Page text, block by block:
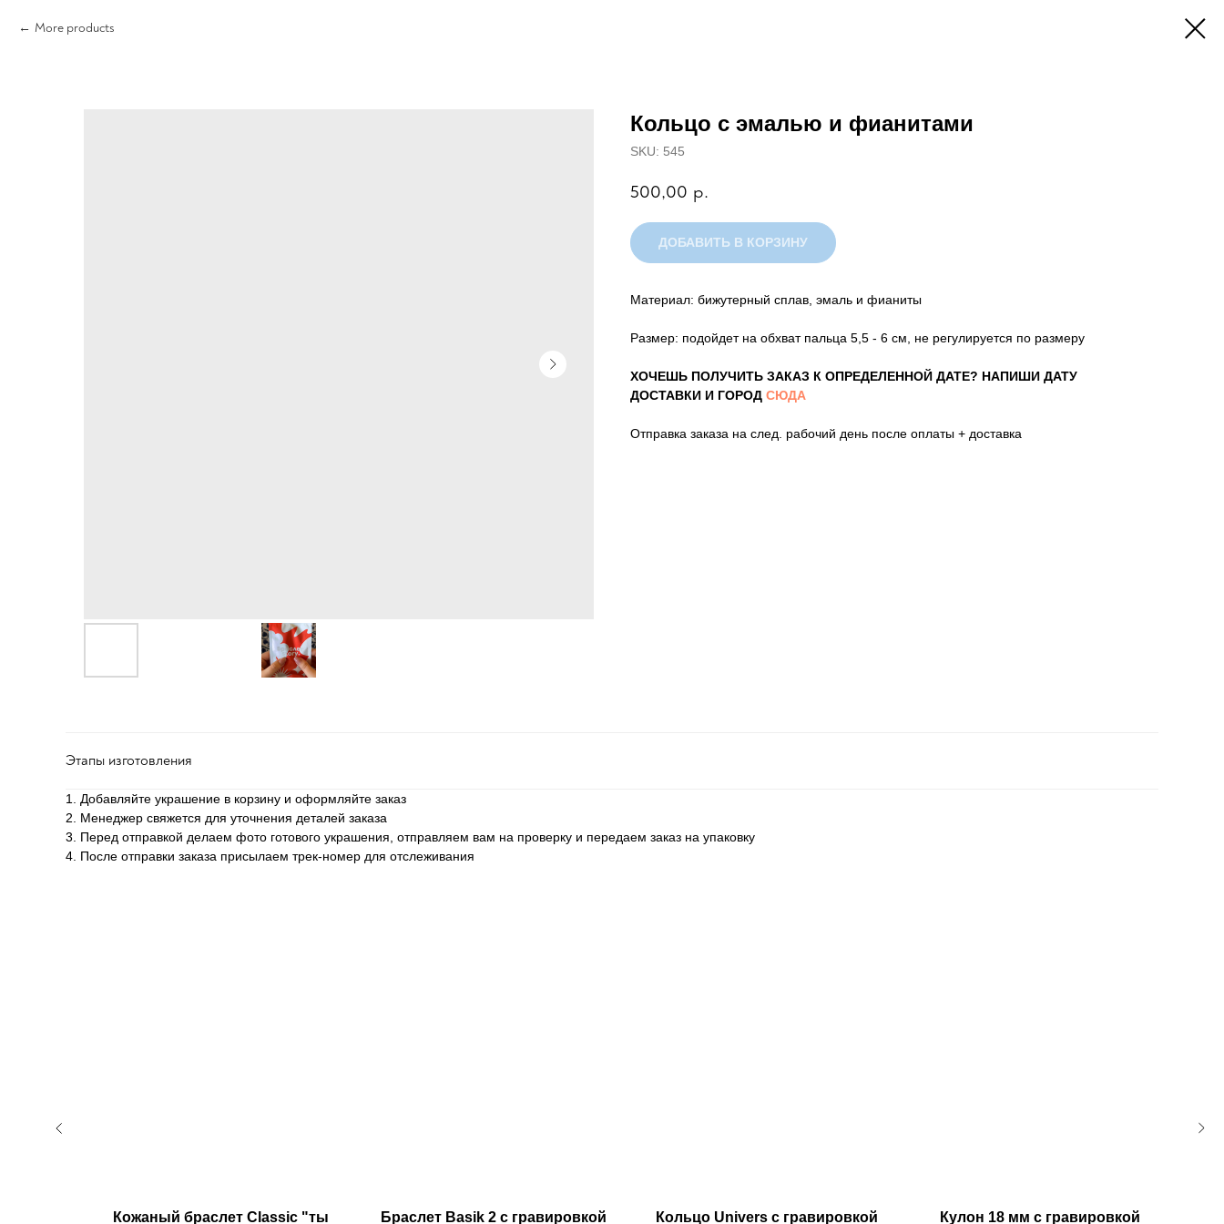
More products
Кольцо с эмалью и фианитами
SKU: 545
500,00 р.
ДОБАВИТЬ В КОРЗИНУ
Материал: бижутерный сплав, эмаль и фианиты
Размер: подойдет на обхват пальца 5,5 - 6 см, не регулируется по размеру
ХОЧЕШЬ ПОЛУЧИТЬ ЗАКАЗ К ОПРЕДЕЛЕННОЙ ДАТЕ? НАПИШИ ДАТУ
ДОСТАВКИ И ГОРОД СЮДА
Отправка заказа на след. рабочий день после оплаты + доставка
Этапы изготовления
1. Добавляйте украшение в корзину и оформляйте заказ
2. Менеджер свяжется для уточнения деталей заказа
3. Перед отправкой делаем фото готового украшения, отправляем вам на проверку и передаем заказ на упаковку
4. После отправки заказа присылаем трек-номер для отслеживания
Кожаный браслет Classic "ты Браслет Basik 2 c гравировкой Кольцо Univers с гравировкой Кулон 18 мм с гравировкой